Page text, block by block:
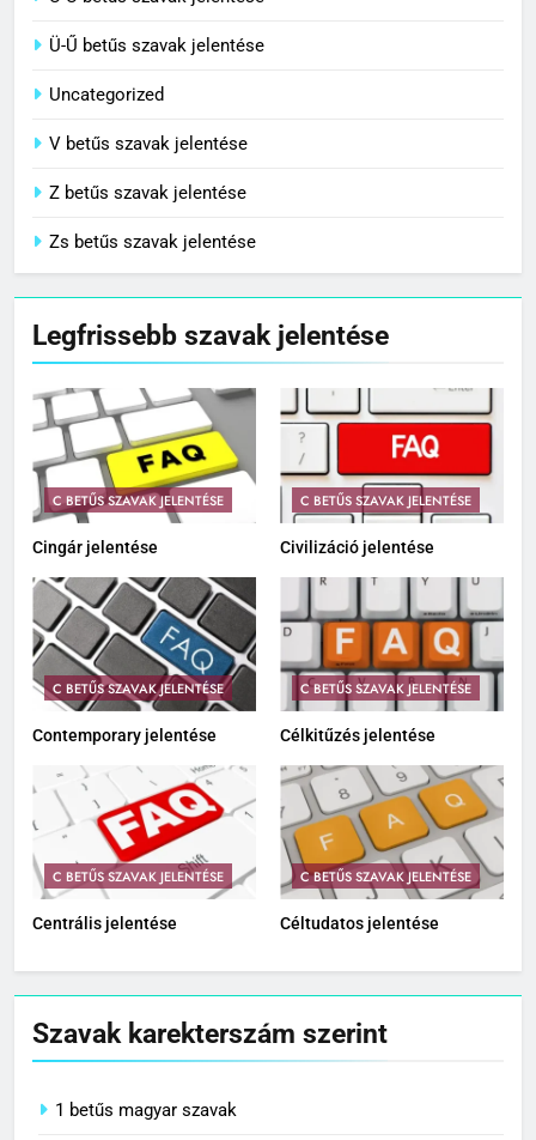
Ü-Ű betűs szavak jelentése
Uncategorized
V betűs szavak jelentése
Z betűs szavak jelentése
Zs betűs szavak jelentése
Legfrissebb szavak jelentése
C BETŰS SZAVAK JELENTÉSE
Cingár jelentése
C BETŰS SZAVAK JELENTÉSE
Civilizáció jelentése
C BETŰS SZAVAK JELENTÉSE
Contemporary jelentése
C BETŰS SZAVAK JELENTÉSE
Célkitűzés jelentése
C BETŰS SZAVAK JELENTÉSE
Centrális jelentése
C BETŰS SZAVAK JELENTÉSE
Céltudatos jelentése
Szavak karekterszám szerint
1 betűs magyar szavak